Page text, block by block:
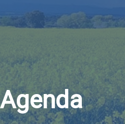
Agenda